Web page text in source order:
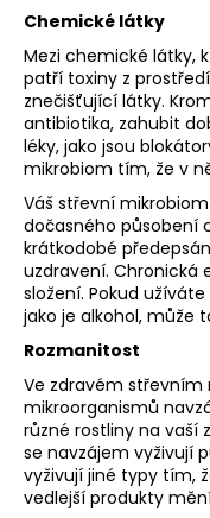
Chemické látky
Mezi chemické látky,
patří toxiny z
znečišťující látky.
antibiotika, zahubit
léky, jako jsou
mikrobiom tím, že v
Váš střevní
dočasného působení
krátkodobé
uzdravení. Chronická
složení. Pokud
jako je alkohol, může
Rozmanitost
Ve zdravém
mikroorganismů
různé rostliny na vaší
se navzájem vyživují
vyživují jiné typy tím,
vedlejší produkty